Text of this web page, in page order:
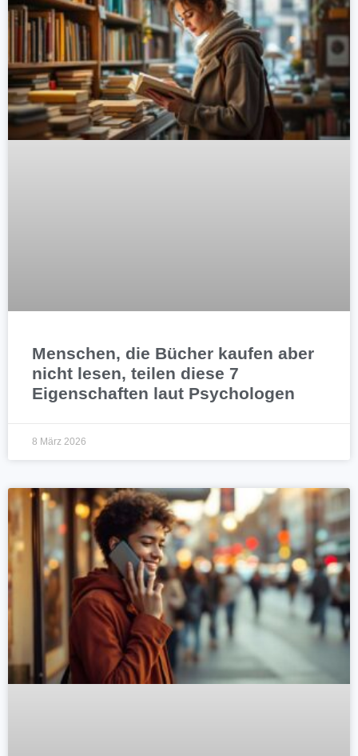
Menschen, die Bücher kaufen aber
nicht lesen, teilen diese 7
Eigenschaften laut Psychologen
8 März 2026